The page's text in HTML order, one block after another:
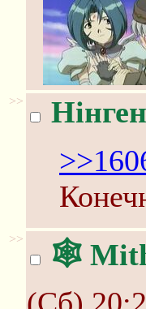
>>
>>
🕸️